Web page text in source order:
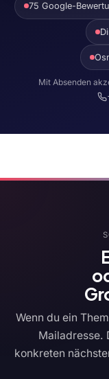
75 Google-
Mit Absenden
Wenn du ein
Mailadresse.
konkreten